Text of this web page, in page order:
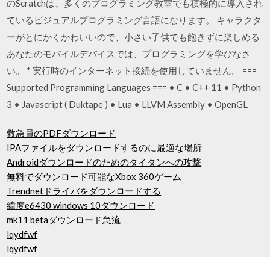
のScratchは、多くのプログラミング教室でも積極的に導入され
ているビジュアルプログラミング言語になります。 キャラクタ
ーがとにかくかわいいので、小さい子供でも飽きずに楽しめる
あなたのモバイルデバイスでは、プログラミングを学びなさ
い。 * 実行時のインターネット接続を使用していません。 ===
Supported Programming Languages === • C • C++ 11 • Python
3 • Javascript ( Duktape ) • Lua • LLVM Assembly • OpenGL
救急員のPDFダウンロード
IPAファイルをダウンロードするのに最適な場所
Androidダウンロードのためのタイタンへの攻撃
無料でダウンロード可能なXbox 360ゲーム
Trendnetドライバをダウンロードする
緯度e6430 windows 10ダウンロード
mk11 betaダウンロード急流
lqydfwf
lqydfwf